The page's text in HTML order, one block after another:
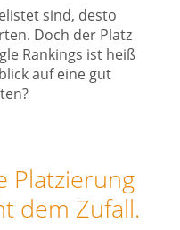
sind, desto
Doch der Platz
Rankings ist heiß
auf eine gut
Platzierung
dem Zufall.